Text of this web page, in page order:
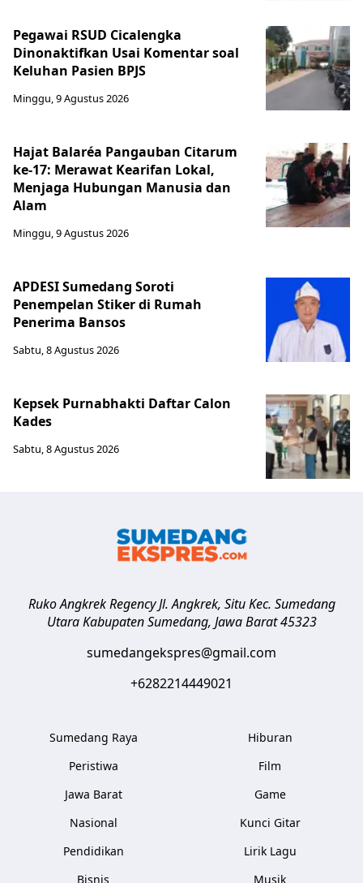
Pegawai RSUD Cicalengka
Dinonaktifkan Usai Komentar soal
Keluhan Pasien BPJS
Minggu, 9 Agustus 2026
Hajat Balaréa Pangauban Citarum
ke-17: Merawat Kearifan Lokal,
Menjaga Hubungan Manusia dan
Alam
Minggu, 9 Agustus 2026
APDESI Sumedang Soroti
Penempelan Stiker di Rumah
Penerima Bansos
Sabtu, 8 Agustus 2026
Kepsek Purnabhakti Daftar Calon
Kades
Sabtu, 8 Agustus 2026
Ruko Angkrek Regency Jl. Angkrek, Situ Kec. Sumedang
Utara Kabupaten Sumedang, Jawa Barat 45323
sumedangekspres@gmail.com
+6282214449021
Sumedang Raya
Peristiwa
Jawa Barat
Nasional
Pendidikan
Bisnis
Hiburan
Film
Game
Kunci Gitar
Lirik Lagu
Musik